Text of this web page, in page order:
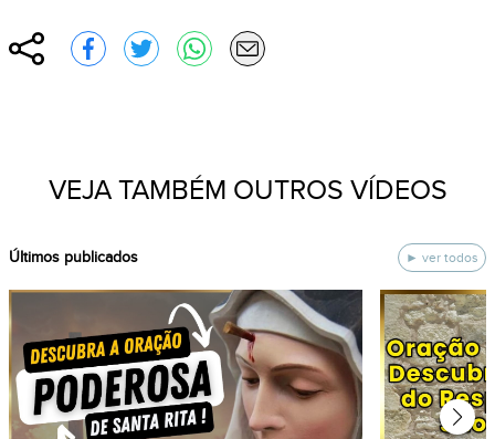
Compartilhar
Compartilhar no Facebook
Compartilhar no Twitter
Compartilhar no WhatsApp
Enviar por e-mail
VEJA TAMBÉM OUTROS VÍDEOS
ÚItimos publicados ver todos